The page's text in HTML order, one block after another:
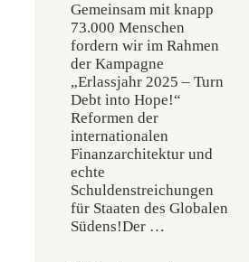
Gemeinsam mit knapp
73.000 Menschen
fordern wir im Rahmen
der Kampagne
„Erlassjahr 2025 – Turn
Debt into Hope!“
Reformen der
internationalen
Finanzarchitektur und
echte
Schuldenstreichungen
für Staaten des Globalen
Südens!Der …